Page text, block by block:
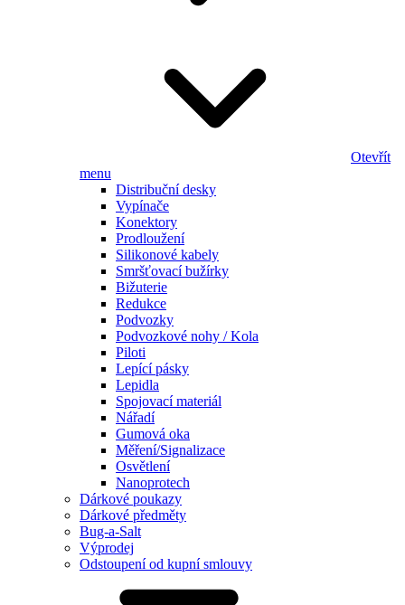
Otevřít
menu
Distribuční desky
Vypínače
Konektory
Prodloužení
Silikonové kabely
Smršťovací bužírky
Bižuterie
Redukce
Podvozky
Podvozkové nohy / Kola
Piloti
Lepící pásky
Lepidla
Spojovací materiál
Nářadí
Gumová oka
Měření/Signalizace
Osvětlení
Nanoprotech
Dárkové poukazy
Dárkové předměty
Bug-a-Salt
Výprodej
Odstoupení od kupní smlouvy